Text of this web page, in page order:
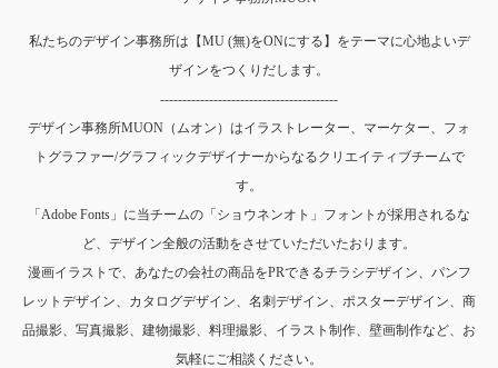
私たちのデザイン事務所は【MU (無)をONにする】をテーマに心地よいデ
ザインをつくりだします。
----------------------------------------
デザイン事務所MUON（ムオン）はイラストレーター、マーケター、フォ
トグラファー/グラフィックデザイナーからなるクリエイティブチームで
す。
「Adobe Fonts」に当チームの「ショウネンオト」フォントが採用されるな
ど、デザイン全般の活動をさせていただいたおります。
漫画イラストで、あなたの会社の商品をPRできるチラシデザイン、パンフ
レットデザイン、カタログデザイン、名刺デザイン、ポスターデザイン、商
品撮影、写真撮影、建物撮影、料理撮影、イラスト制作、壁画制作など、お
気軽にご相談ください。